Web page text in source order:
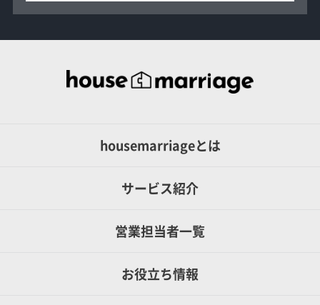
housemarriageとは
サービス紹介
営業担当者一覧
お役立ち情報